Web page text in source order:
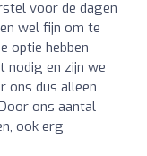
voor de dagen
wel fijn om te
optie hebben
nodig en zijn we
ons dus alleen
ons aantal
ook erg